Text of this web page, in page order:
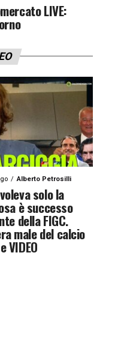
LIVE:
Alberto Petrosilli
solo la
è successo
della FIGC.
male del calcio
VIDEO